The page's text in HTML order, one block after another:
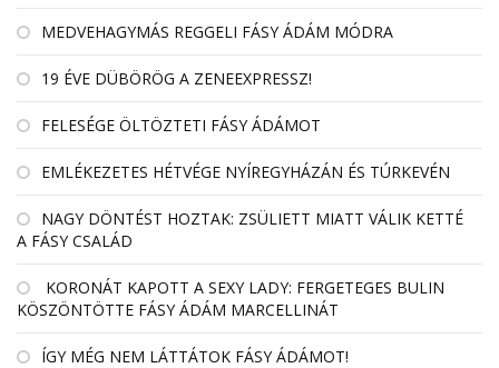
MEDVEHAGYMÁS REGGELI FÁSY ÁDÁM MÓDRA
19 ÉVE DÜBÖRÖG A ZENEEXPRESSZ!
FELESÉGE ÖLTÖZTETI FÁSY ÁDÁMOT
EMLÉKEZETES HÉTVÉGE NYÍREGYHÁZÁN ÉS TÚRKEVÉN
NAGY DÖNTÉST HOZTAK: ZSÜLIETT MIATT VÁLIK KETTÉ
A FÁSY CSALÁD
KORONÁT KAPOTT A SEXY LADY: FERGETEGES BULIN
KÖSZÖNTÖTTE FÁSY ÁDÁM MARCELLINÁT
ÍGY MÉG NEM LÁTTÁTOK FÁSY ÁDÁMOT!